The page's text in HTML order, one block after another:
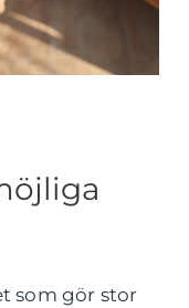
som gör stor